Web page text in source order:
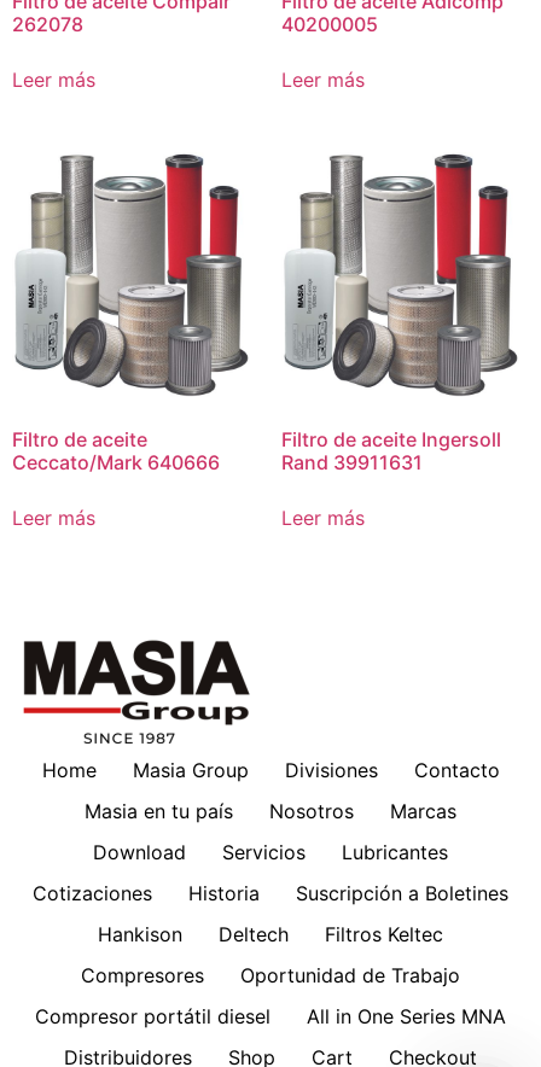
262078
Leer más
40200005
Leer más
Filtro de aceite
Ceccato/Mark 640666
Leer más
Filtro de aceite Ingersoll
Rand 39911631
Leer más
Home Masia Group Divisiones
Contacto
Masia en tu país
Nosotros
Marcas
Download
Servicios
Lubricantes
Cotizaciones
Historia
Suscripción a Boletines
Hankison
Deltech
Filtros Keltec
Compresores
Oportunidad de Trabajo
Compresor portátil diesel
All in One Series MNA
Distribuidores
Shop Cart Checkout